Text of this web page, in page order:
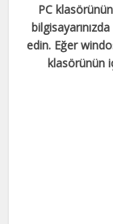
PC
edin. Eğer
klasörünün